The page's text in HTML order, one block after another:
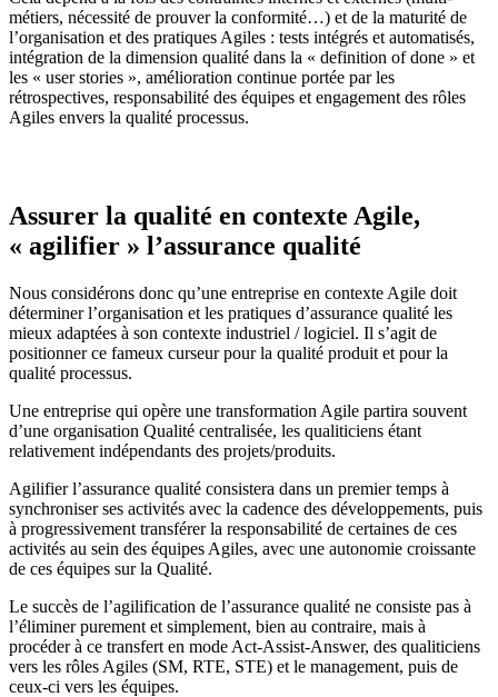
métiers, nécessité de prouver la conformité…) et de la maturité de
l’organisation et des pratiques Agiles : tests intégrés et automatisés,
intégration de la dimension qualité dans la « definition of done » et
les « user stories », amélioration continue portée par les
rétrospectives, responsabilité des équipes et engagement des rôles
Agiles envers la qualité processus.
Assurer la qualité en contexte Agile,
« agilifier » l’assurance qualité
Nous considérons donc qu’une entreprise en contexte Agile doit
déterminer l’organisation et les pratiques d’assurance qualité les
mieux adaptées à son contexte industriel / logiciel. Il s’agit de
positionner ce fameux curseur pour la qualité produit et pour la
qualité processus.
Une entreprise qui opère une transformation Agile partira souvent
d’une organisation Qualité centralisée, les qualiticiens étant
relativement indépendants des projets/produits.
Agilifier l’assurance qualité consistera dans un premier temps à
synchroniser ses activités avec la cadence des développements, puis
à progressivement transférer la responsabilité de certaines de ces
activités au sein des équipes Agiles, avec une autonomie croissante
de ces équipes sur la Qualité.
Le succès de l’agilification de l’assurance qualité ne consiste pas à
l’éliminer purement et simplement, bien au contraire, mais à
procéder à ce transfert en mode Act-Assist-Answer, des qualiticiens
vers les rôles Agiles (SM, RTE, STE) et le management, puis de
ceux-ci vers les équipes.